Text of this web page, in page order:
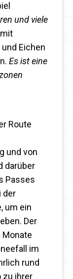
und viele
Eichen
Es ist eine
Route
und von
darüber
Passes
der
um ein
Der
Monate
im
rund
zu ihrer